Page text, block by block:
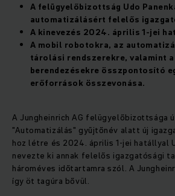
A felügyelőbizottság Udo
automatizálásért felelős
A kinevezés 2024. április 1-jei
A mobil robotokra, az
tárolási rendszerekre, valamint
berendezésekre összpontosító
erőforrások összevonása.
A Jungheinrich AG felügyelőbizottsága
"Automatizálás" gyűjtőnév alatt új
hoz létre és 2024. április 1-jei hatállyal
nevezte ki annak felelős igazgatósági
hároméves időtartamra szól. A
így öt tagúra bővül.